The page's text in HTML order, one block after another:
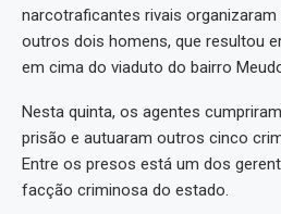
narcotraficantes rivais
outros dois homens, que resultou
em cima do viaduto do bairro
Nesta quinta, os agentes
prisão e autuaram outros cinco
Entre os presos está um dos
facção criminosa do estado.